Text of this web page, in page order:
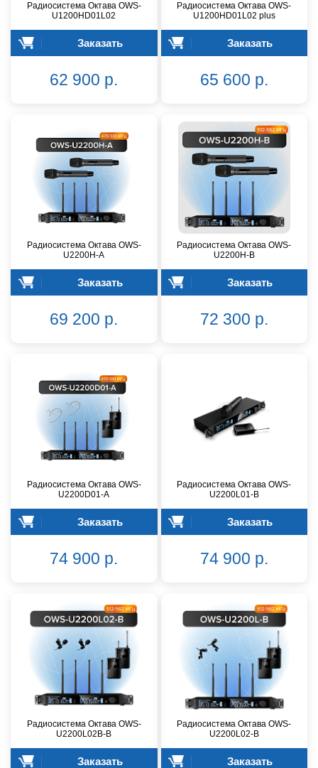
Радиосистема Октава OWS-
U1200HD01L02
Заказать
62 900 р.
Радиосистема Октава OWS-
U1200HD01L02 plus
Заказать
65 600 р.
Радиосистема Октава OWS-
U2200H-A
Заказать
69 200 р.
Радиосистема Октава OWS-
U2200H-B
Заказать
72 300 р.
Радиосистема Октава OWS-
U2200D01-A
Заказать
74 900 р.
Радиосистема Октава OWS-
U2200L01-B
Заказать
74 900 р.
Радиосистема Октава OWS-
U2200L02В-B
Заказать
Радиосистема Октава OWS-
U2200L02-B
Заказать